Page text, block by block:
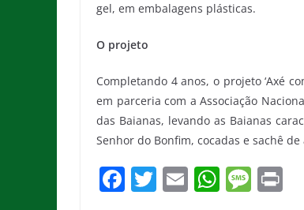
gel, em embalagens plásticas.
O projeto
Completando 4 anos, o projeto ‘Axé
em parceria com a Associação
das Baianas, levando as Baianas
Senhor do Bonfim, cocadas e sachê de
F T E W M